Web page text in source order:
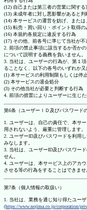
(12) 自己または第三者の営業に関す
(13) 未成年者に対し悪影響があると
(14) 本サービスの運営を妨げ、また
(15) 転売・買い回り・ポイント取得
(16) 本規約各規定に違反する行為
(17) その他、前各号に準じて当社が
2. 前項の禁止事項に該当するか否か
について説明する義務を負いません。
3. 当社は、ユーザーの行為が、第１
ることなく、以下の各号のいずれか
(1) 本サービスの利用制限もしくは停止
(2) 本サービスの退会処分
(3) その他当社が必要と判断する行為
4. 前項の措置によりユーザーに生じ
第6条（ユーザーＩＤ及びパスワード
1. ユーザーは、自己の責任で、本サ
用されないよう、厳重に管理します。
2. ユーザーID及びパスワードを利用
みなします。
3. 当社は、ユーザーID及びパスワー
せん。
4. ユーザーは、本サービス上のアカ
させる等の行為をすることはできませ
第7条（個人情報の取扱い）
1. 当社は、業務を通じ知り得たユー
(https://www.nojima.co.jp/corporation/